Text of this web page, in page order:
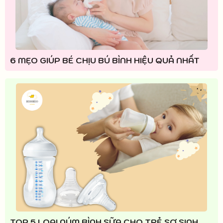
6 MẸO GIÚP BÉ CHỊU BÚ BÌNH HIỆU QUẢ NHẤT